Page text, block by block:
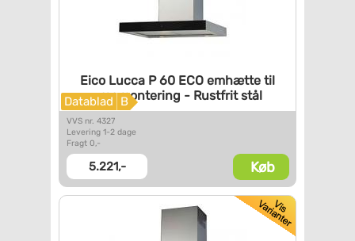
Eico Lucca P 60 ECO emhætte til
vægmontering - Rustfritstål
Datablad B
VVS nr. 4327
Levering 1-2 dage
Fragt 0,-
5.221,- Køb